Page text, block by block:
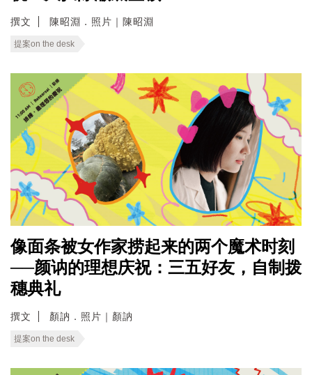
撰文 陳昭淵．照片｜陳昭淵
提案on the desk
像面条被女作家捞起来的两个魔术时刻
──颜讷的理想庆祝：三五好友，自制拨
穗典礼
撰文 顏訥．照片｜顏訥
提案on the desk